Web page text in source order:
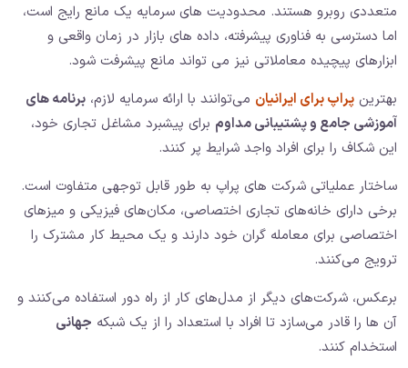
متعددی روبرو هستند. محدودیت های سرمایه یک مانع رایج است،
اما دسترسی به فناوری پیشرفته، داده های بازار در زمان واقعی و
ابزارهای پیچیده معاملاتی نیز می تواند مانع پیشرفت شود.
بهترین پراپ برای ایرانیان می‌توانند با ارائه سرمایه لازم، برنامه‌ های
آموزشی جامع و پشتیبانی مداوم برای پیشبرد مشاغل تجاری خود،
این شکاف را برای افراد واجد شرایط پر کنند.
ساختار عملیاتی شرکت های پراپ به طور قابل توجهی متفاوت است.
برخی دارای خانه‌های تجاری اختصاصی، مکان‌های فیزیکی و میزهای
اختصاصی برای معامله‌ گران خود دارند و یک محیط کار مشترک را
ترویج می‌کنند.
برعکس، شرکت‌های دیگر از مدل‌های کار از راه دور استفاده می‌کنند و
آن ها را قادر می‌سازد تا افراد با استعداد را از یک شبکه جهانی
استخدام کنند.